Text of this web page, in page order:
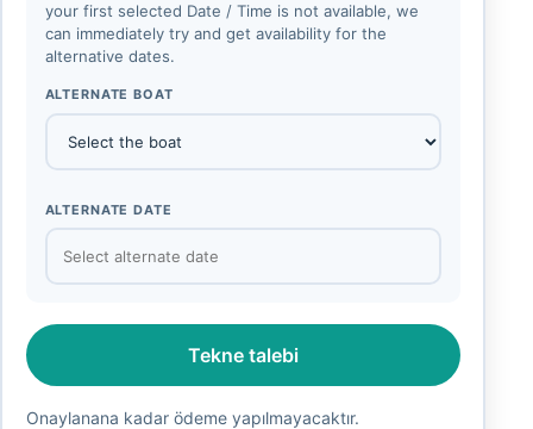
your first selected Date / Time is not available, we
can immediately try and get availability for the
alternative dates.
ALTERNATE BOAT
ALTERNATE DATE
Tekne talebi
Onaylanana kadar ödeme yapılmayacaktır.